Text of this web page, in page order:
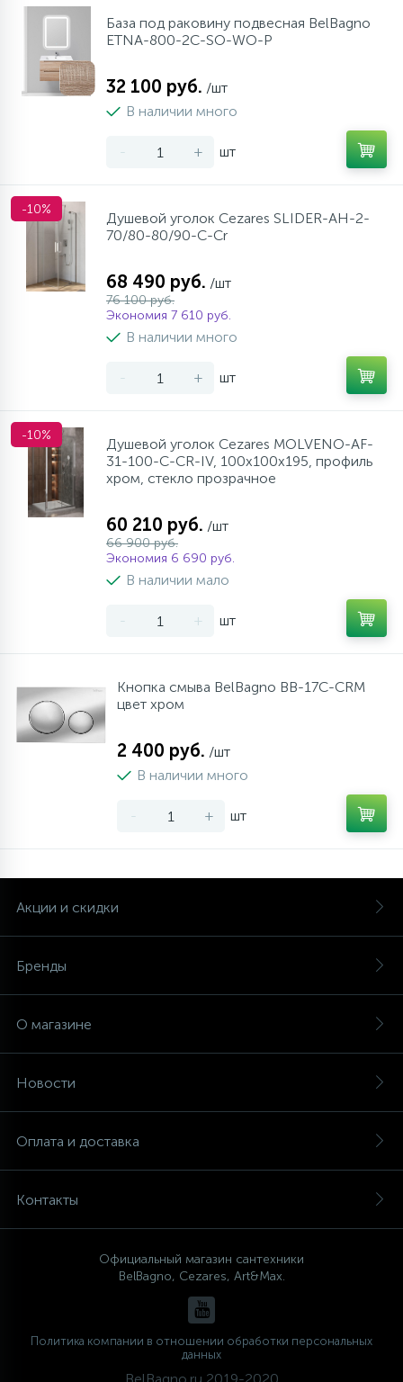
База под раковину подвесная BelBagno
ETNA-800-2C-SO-WO-P
32 100 руб. /шт
В наличии много
- + шт
-10%
Душевой уголок Cezares SLIDER-AH-2-
70/80-80/90-C-Cr
68 490 руб. /шт
76 100 руб.
Экономия 7 610 руб.
В наличии много
- + шт
-10%
Душевой уголок Cezares MOLVENO-AF-
31-100-C-CR-IV, 100х100х195, профиль
хром, стекло прозрачное
60 210 руб. /шт
66 900 руб.
Экономия 6 690 руб.
В наличии мало
- + шт
Кнопка смыва BelBagno BB-17C-CRM
цвет хром
2 400 руб. /шт
В наличии много
- + шт
Акции и скидки
Бренды
О магазине
Новости
Оплата и доставка
Контакты
Официальный магазин сантехники
BelBagno, Cezares, Art&Max.
Политика компании в отношении обработки персональных
данных